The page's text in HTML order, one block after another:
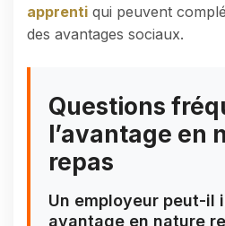
apprenti qui peuvent
des avantages sociaux.
Questions
l’avantage en
repas
Un employeur peut-il
avantage en nature